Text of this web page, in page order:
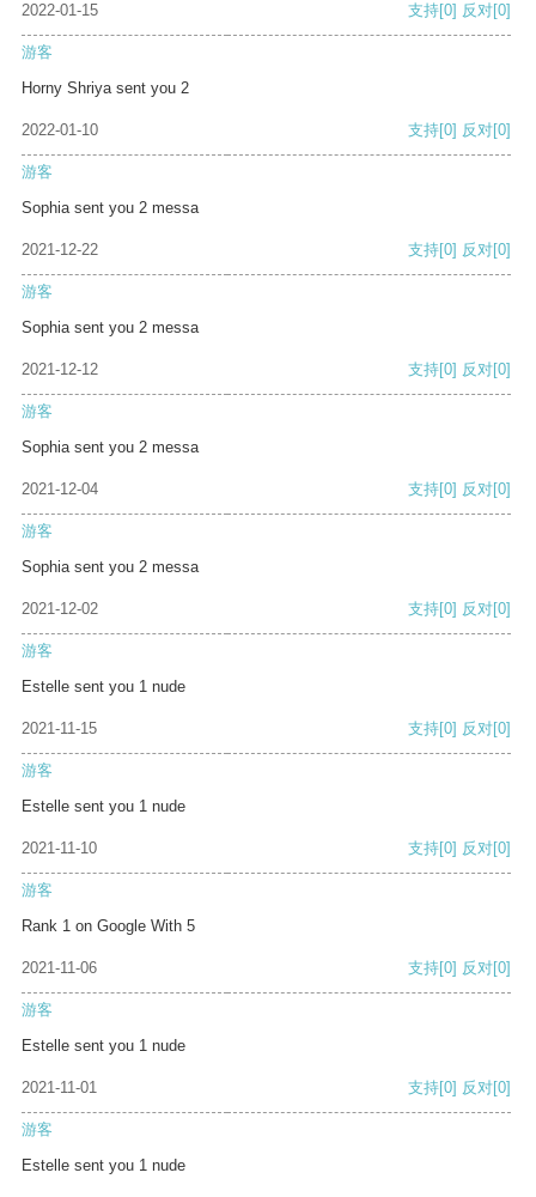
2022-01-15 支持[0] 反对[0]
游客
Horny Shriya sent you 2
2022-01-10 支持[0] 反对[0]
游客
Sophia sent you 2 messa
2021-12-22 支持[0] 反对[0]
游客
Sophia sent you 2 messa
2021-12-12 支持[0] 反对[0]
游客
Sophia sent you 2 messa
2021-12-04 支持[0] 反对[0]
游客
Sophia sent you 2 messa
2021-12-02 支持[0] 反对[0]
游客
Estelle sent you 1 nude
2021-11-15 支持[0] 反对[0]
游客
Estelle sent you 1 nude
2021-11-10 支持[0] 反对[0]
游客
Rank 1 on Google With 5
2021-11-06 支持[0] 反对[0]
游客
Estelle sent you 1 nude
2021-11-01 支持[0] 反对[0]
游客
Estelle sent you 1 nude